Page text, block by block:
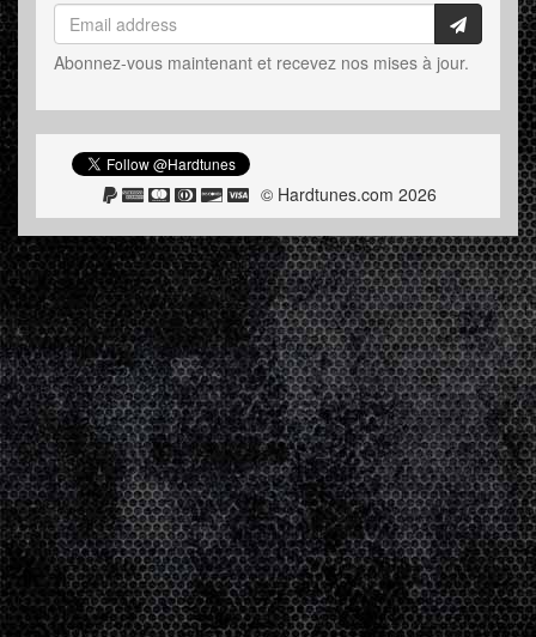
Abonnez-vous maintenant et recevez nos mises à jour.
© Hardtunes.com 2026